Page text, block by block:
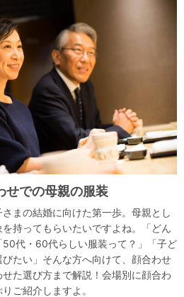
せでの母親の服装
まの結婚に向けた第一歩。母親とし
持ってもらいたいですよね。「どん
代・60代らしい服装って？」「子ど
たい」そんな方へ向けて、顔合わせ
た選び方まで解説！会場別に顔合わ
ご紹介しますよ。